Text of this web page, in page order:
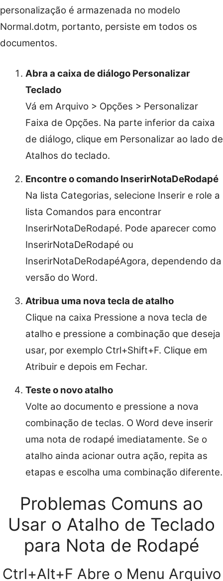
personalização é armazenada no modelo
Normal.dotm, portanto, persiste em todos os
documentos.
Abra a caixa de diálogo Personalizar
Teclado
Vá em Arquivo > Opções > Personalizar
Faixa de Opções. Na parte inferior da caixa
de diálogo, clique em Personalizar ao lado de
Atalhos do teclado.
Encontre o comando InserirNotaDeRodapé
Na lista Categorias, selecione Inserir e role a
lista Comandos para encontrar
InserirNotaDeRodapé. Pode aparecer como
InserirNotaDeRodapé ou
InserirNotaDeRodapéAgora, dependendo da
versão do Word.
Atribua uma nova tecla de atalho
Clique na caixa Pressione a nova tecla de
atalho e pressione a combinação que deseja
usar, por exemplo Ctrl+Shift+F. Clique em
Atribuir e depois em Fechar.
Teste o novo atalho
Volte ao documento e pressione a nova
combinação de teclas. O Word deve inserir
uma nota de rodapé imediatamente. Se o
atalho ainda acionar outra ação, repita as
etapas e escolha uma combinação diferente.
Problemas Comuns ao
Usar o Atalho de Teclado
para Nota de Rodapé
Ctrl+Alt+F Abre o Menu Arquivo